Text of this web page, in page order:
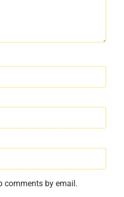
comments by email.